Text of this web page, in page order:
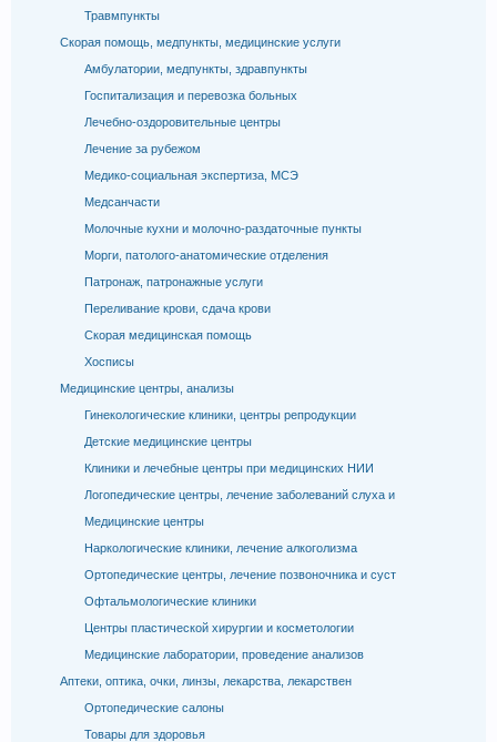
Травмпункты
Скорая помощь, медпункты, медицинские услуги
Амбулатории, медпункты, здравпункты
Госпитализация и перевозка больных
Лечебно-оздоровительные центры
Лечение за рубежом
Медико-социальная экспертиза, МСЭ
Медсанчасти
Молочные кухни и молочно-раздаточные пункты
Морги, патолого-анатомические отделения
Патронаж, патронажные услуги
Переливание крови, сдача крови
Скорая медицинская помощь
Хосписы
Медицинские центры, анализы
Гинекологические клиники, центры репродукции
Детские медицинские центры
Клиники и лечебные центры при медицинских НИИ
Логопедические центры, лечение заболеваний слуха и
Медицинские центры
Наркологические клиники, лечение алкоголизма
Ортопедические центры, лечение позвоночника и суст
Офтальмологические клиники
Центры пластической хирургии и косметологии
Медицинские лаборатории, проведение анализов
Аптеки, оптика, очки, линзы, лекарства, лекарствен
Ортопедические салоны
Товары для здоровья